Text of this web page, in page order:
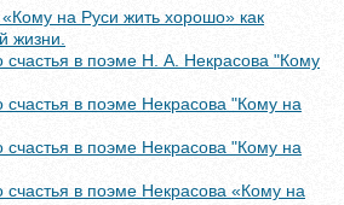
на Руси жить хорошо» как
жизни.
счастья в поэме Н. А. Некрасова "Кому
в поэме Некрасова "Кому на
в поэме Некрасова "Кому на
в поэме Некрасова «Кому на